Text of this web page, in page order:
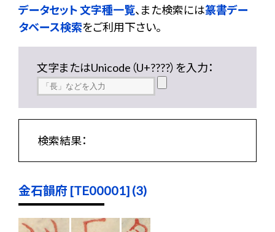
データセット 文字種一覧、また検索には篆書デー
タベース検索をご利用下さい。
文字またはUnicode（U+????）を入力：
検索結果：
金石韻府 [TE00001] (3)